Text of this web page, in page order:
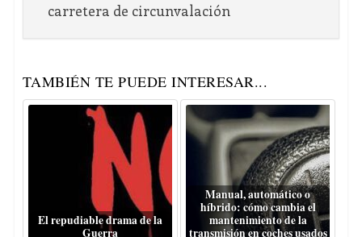
carretera de circunvalación
TAMBIÉN TE PUEDE INTERESAR...
El repudiable drama de la
Guerra
Manual, automático o
híbrido: cómo cambia el
mantenimiento de la
transmisión en coches usados